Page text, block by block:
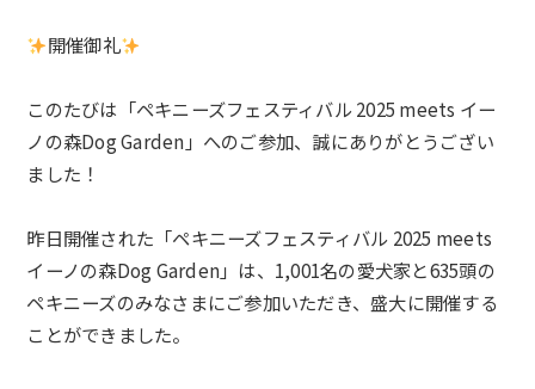
開催御礼
このたびは「ペキニーズフェスティバル 2025 meets イー
ノの森Dog Garden 」 へのご参加、誠にありがとうござい
ました！
昨日開催された「ペキニーズフェスティバル 2025 meets
イーノの森Dog Garden」は、1,001名の愛犬家と635頭の
ペキニーズのみなさまにご参加いただき、盛大に開催する
ことができました。